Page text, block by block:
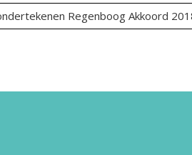
Regenboog Akkoord